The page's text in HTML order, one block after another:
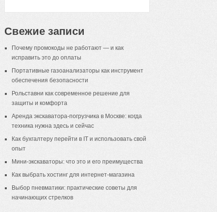
Свежие записи
Почему промокоды не работают — и как
исправить это до оплаты
Портативные газоанализаторы как инструмент
обеспечения безопасности
Рольставни как современное решение для
защиты и комфорта
Аренда экскаватора-погрузчика в Москве: когда
техника нужна здесь и сейчас
Как бухгалтеру перейти в IT и использовать свой
опыт
Мини-экскаваторы: что это и его преимущества
Как выбрать хостинг для интернет-магазина
Выбор пневматики: практические советы для
начинающих стрелков